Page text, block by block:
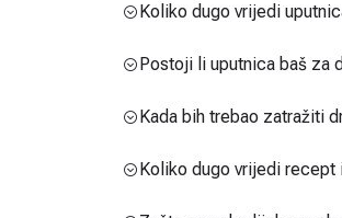
Koliko dugo vrijedi
Postoji li uputnica baš za
Kada bih trebao zatražiti
Koliko dugo vrijedi